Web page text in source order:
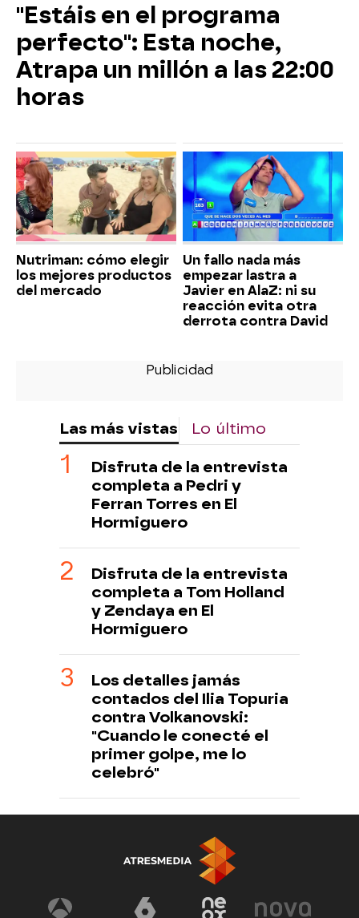
"Estáis en el programa
perfecto": Esta noche,
Atrapa un millón a las 22:00
horas
Nutriman: cómo elegir
los mejores productos
del mercado
Un fallo nada más
empezar lastra a
Javier en AlaZ: ni su
reacción evita otra
derrota contra David
Las más vistas Lo último
Disfruta de la entrevista
completa a Pedri y
Ferran Torres en El
Hormiguero
Disfruta de la entrevista
completa a Tom Holland
y Zendaya en El
Hormiguero
Los detalles jamás
contados del Ilia Topuria
contra Volkanovski:
"Cuando le conecté el
primer golpe, me lo
celebró"